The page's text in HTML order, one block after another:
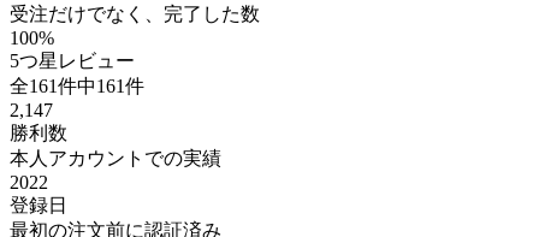
受注だけでなく、完了した数
100%
5つ星レビュー
全161件中161件
2,147
勝利数
本人アカウントでの実績
2022
登録日
最初の注文前に認証済み